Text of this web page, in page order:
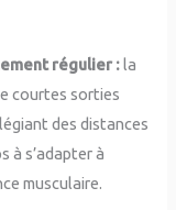
régulier :la
courtes sorties
des distances
à s’adapter à
musculaire.